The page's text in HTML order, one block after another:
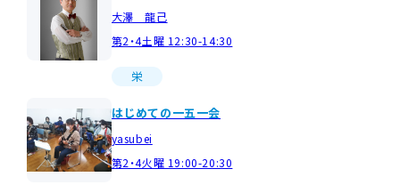
大澤 龍己
第2・4土曜 12:30-14:30
栄
はじめての一五一会
yasubei
第2・4火曜 19:00-20:30